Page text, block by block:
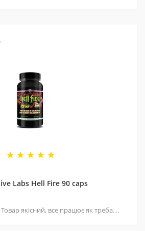
Labs Hell Fire 90 caps
якісний, все працює як треба. ..